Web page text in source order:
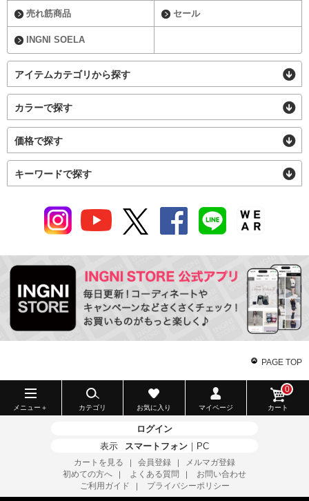
売れ筋商品 セール
INGNI SOELA
アイテムカテゴリから探す
カラーで探す
価格で探す
キーワードで探す
PAGE TOP
メニュー＋ カテゴリ お気に入り マイページ カート
0
ログイン
表示
スマートフォン ｜ PC
カートを見る ｜ 会員登録 ｜
メルマガ登録
初めての方へ
｜ よくある質問 ｜
お問い合わせ
ご利用ガイド
プライバシーポリシー